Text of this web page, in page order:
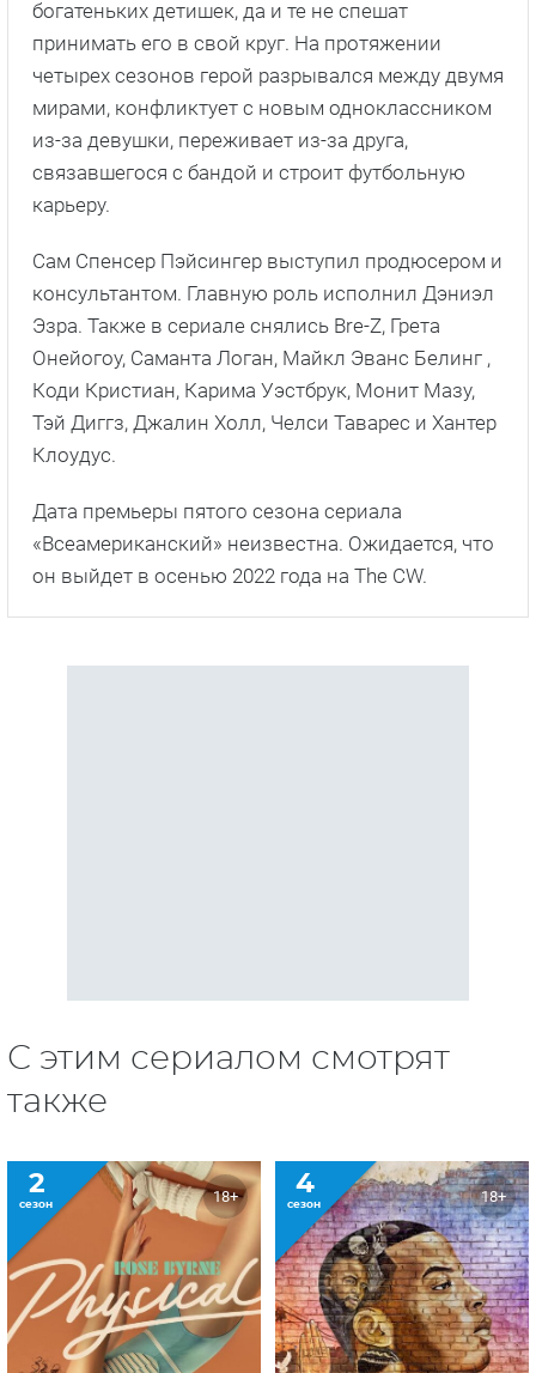
богатеньких детишек, да и те не спешат
принимать его в свой круг. На протяжении
четырех сезонов герой разрывался между двумя
мирами, конфликтует с новым одноклассником
из-за девушки, переживает из-за друга,
связавшегося с бандой и строит футбольную
карьеру.
Сам Спенсер Пэйсингер выступил продюсером и
консультантом. Главную роль исполнил Дэниэл
Эзра. Также в сериале снялись Bre-Z, Грета
Онейогоу, Саманта Логан, Майкл Эванс Белинг ,
Коди Кристиан, Карима Уэстбрук, Монит Мазу,
Тэй Диггз, Джалин Холл, Челси Таварес и Хантер
Клоудус.
Дата премьеры пятого сезона сериала
«Всеамериканский» неизвестна. Ожидается, что
он выйдет в осенью 2022 года на The CW.
С этим сериалом смотрят
также
2
сезон 18+ 4
сезон 18+